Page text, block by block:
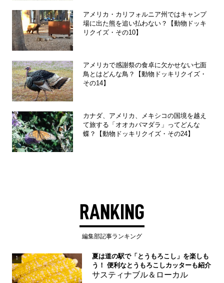
アメリカ・カリフォルニア州ではキャンプ
場に出た熊を追い払わない？【動物ドッキ
リクイズ・その10】
アメリカで感謝祭の食卓に欠かせない七面
鳥とはどんな鳥？【動物ドッキリクイズ・
その14】
カナダ、アメリカ、メキシコの国境を越え
て旅する「オオカバマダラ」ってどんな
蝶？【動物ドッキリクイズ・その24】
RANKING
編集部記事ランキング
1
夏は道の駅で「とうもろこし」を楽しも
う！ 便利なとうもろこしカッターも紹介
サスティナブル＆ローカル